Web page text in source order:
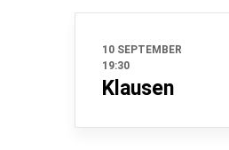
10 SEPTEMBER
19:30
Klausen